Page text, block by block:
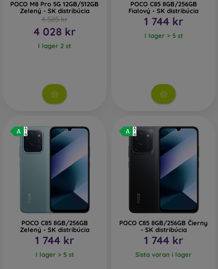
POCO M8 Pro 5G 12GB/512GB
Zelený - SK distribúcia
4 585 kr
4 028 kr
I lager 2 st
POCO C85 8GB/256GB
Fialový - SK distribúcia
1 744 kr
I lager > 5 st
POCO C85 8GB/256GB
Zelený - SK distribúcia
1 744 kr
I lager > 5 st
POCO C85 8GB/256GB Čierny
- SK distribúcia
1 744 kr
Sista varan i lager